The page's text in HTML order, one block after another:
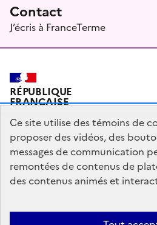
Contact
J’écris à FranceTerme
RÉPUBLIQUE
FRANÇAISE
Plan du site Mentions légales
Partagez votre expérience pour
Accessibilité : partiellement
Ce site utilise des témoins de
proposer des vidéos, des
messages de communication
remontées de contenus de
des contenus animés et